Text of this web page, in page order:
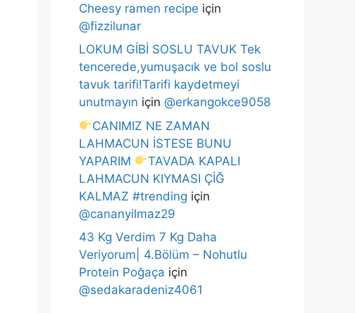
Cheesy ramen recipe için
@fizzilunar
LOKUM GİBİ SOSLU TAVUK Tek
tencerede,yumuşacık ve bol soslu
tavuk tarifi!Tarifi kaydetmeyi
unutmayın için @erkangokce9058
CANIMIZ NE ZAMAN
LAHMACUN İSTESE BUNU
YAPARIM
TAVADA KAPALI
LAHMACUN KIYMASI ÇİĞ
KALMAZ #trending için
@cananyilmaz29
43 Kg Verdim 7 Kg Daha
Veriyorum| 4.Bölüm – Nohutlu
Protein Poğaça için
@sedakaradeniz4061